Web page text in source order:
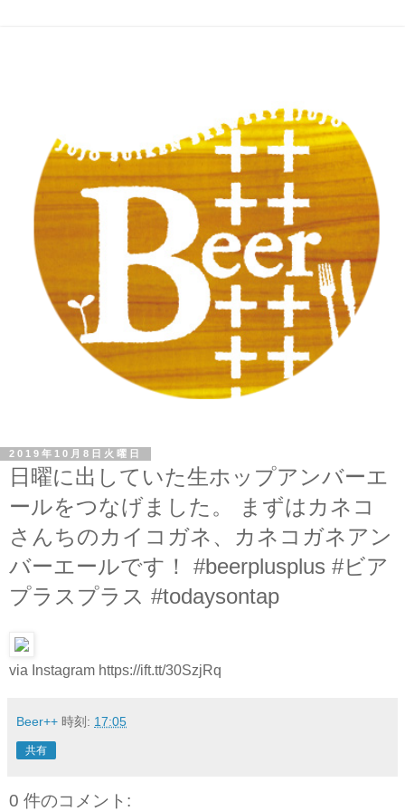
2019年10月8日火曜日
日曜に出していた生ホップアンバーエ
ールをつなげました。 まずはカネコ
さんちのカイコガネ、カネコガネアン
バーエールです！ #beerplusplus #ビア
プラスプラス #todaysontap
via Instagram https://ift.tt/30SzjRq
Beer++ 時刻: 17:05
共有
0 件のコメント: